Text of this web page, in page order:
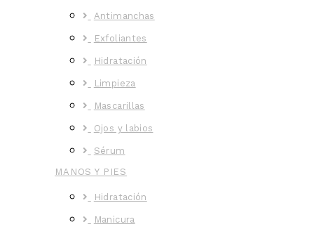
Antimanchas
Exfoliantes
Hidratación
Limpieza
Mascarillas
Ojos y labios
Sérum
MANOS Y PIES
Hidratación
Manicura